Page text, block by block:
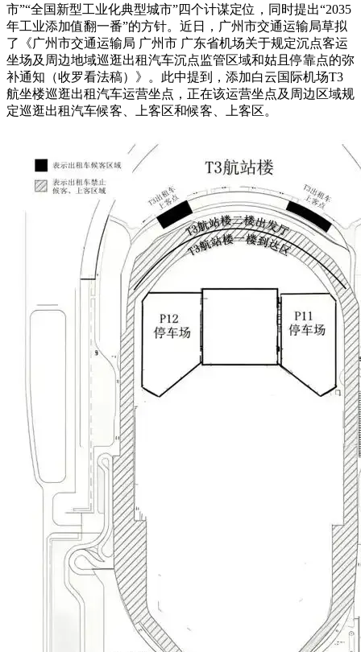
市”“全国新型工业化典型城市”四个计谋定位，同时提出“2035
年工业添加值翻一番”的方针。近日，广州市交通运输局草拟
了《广州市交通运输局 广州市 广东省机场关于规定沉点客运
坐场及周边地域巡逛出租汽车沉点监管区域和姑且停靠点的弥
补通知（收罗看法稿）》。此中提到，添加白云国际机场T3
航坐楼巡逛出租汽车运营坐点，正在该运营坐点及周边区域规
定巡逛出租汽车候客、上客区和候客、上客区。